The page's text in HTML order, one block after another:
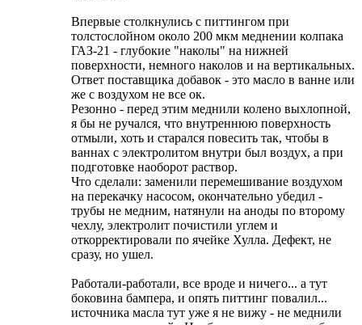
Впервые столкнулись с питтингом при
толстослойном около 200 мкм меднении колпака
ГАЗ-21 - глубокие "наколы" на нижней
поверхности, немного наколов и на вертикальных.
Ответ поставщика добавок - это масло в ванне или
же с воздухом не все ок.
Резонно - перед этим меднили колено выхлопной,
я бы не ручался, что внутреннюю поверхность
отмыли, хоть и старался повесить так, чтобы в
ваннах с электролитом внутри был воздух, а при
подготовке наоборот раствор.
Что сделали: заменили перемешивание воздухом
на перекачку насосом, окончательно убедил -
трубы не медним, натянули на аноды по второму
чехлу, электролит почистили углем и
откорректировали по ячейке Хулла. Дефект, не
сразу, но ушел.
Работали-работали, все вроде и ничего... а тут
боковина бампера, и опять питтинг повалил...
источника масла тут уже я не вижу - не меднили